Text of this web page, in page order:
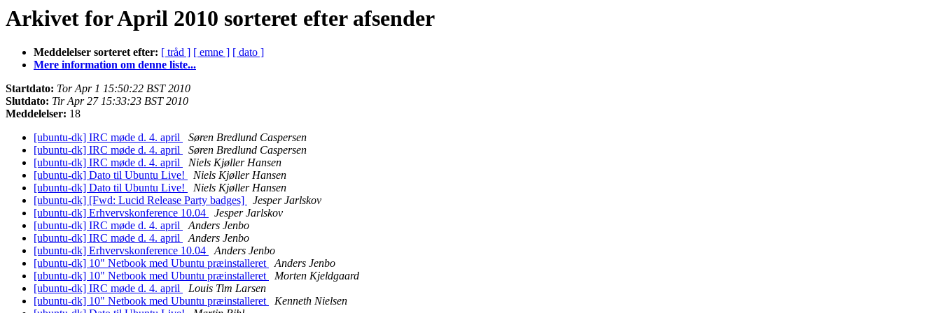
Arkivet for April 2010 sorteret efter afsender
Meddelelser sorteret efter: [ tråd ] [ emne ] [ dato ]
Mere information om denne liste...
Startdato: Tor Apr 1 15:50:22 BST 2010
Slutdato: Tir Apr 27 15:33:23 BST 2010
Meddelelser: 18
[ubuntu-dk] IRC møde d. 4. april
Søren Bredlund Caspersen
[ubuntu-dk] IRC møde d. 4. april
Søren Bredlund Caspersen
[ubuntu-dk] IRC møde d. 4. april
Niels Kjøller Hansen
[ubuntu-dk] Dato til Ubuntu Live!
Niels Kjøller Hansen
[ubuntu-dk] Dato til Ubuntu Live!
Niels Kjøller Hansen
[ubuntu-dk] [Fwd: Lucid Release Party badges]
Jesper Jarlskov
[ubuntu-dk] Erhvervskonference 10.04
Jesper Jarlskov
[ubuntu-dk] IRC møde d. 4. april
Anders Jenbo
[ubuntu-dk] IRC møde d. 4. april
Anders Jenbo
[ubuntu-dk] Erhvervskonference 10.04
Anders Jenbo
[ubuntu-dk] 10" Netbook med Ubuntu præinstalleret
Anders Jenbo
[ubuntu-dk] 10" Netbook med Ubuntu præinstalleret
Morten Kjeldgaard
[ubuntu-dk] IRC møde d. 4. april
Louis Tim Larsen
[ubuntu-dk] 10" Netbook med Ubuntu præinstalleret
Kenneth Nielsen